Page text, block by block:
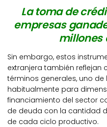
La toma de
empresas
millones
Sin embargo, estos
extranjera también reflejan
términos generales, uno
habitualmente para
financiamiento del sector
de deuda con la cantidad
de cada ciclo productivo.